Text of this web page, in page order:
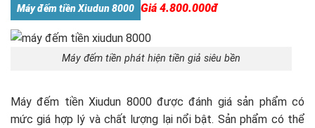
Máy đếm tiền Xiudun 8000 Giá 4.800.000đ
Máy đếm tiền phát hiện tiền giả siêu bền
Máy đếm tiền Xiudun 8000 được đánh giá sản phẩm có
mức giá hợp lý và chất lượng lại nổi bật. Sản phẩm có thể